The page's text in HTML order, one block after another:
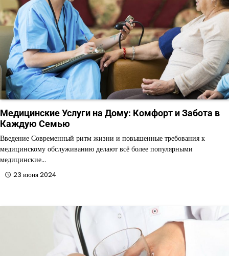
Медицинские Услуги на Дому: Комфорт и Забота в
Каждую Семью
Введение Современный ритм жизни и повышенные требования к
медицинскому обслуживанию делают всё более популярными
медицинские…
23 июня 2024